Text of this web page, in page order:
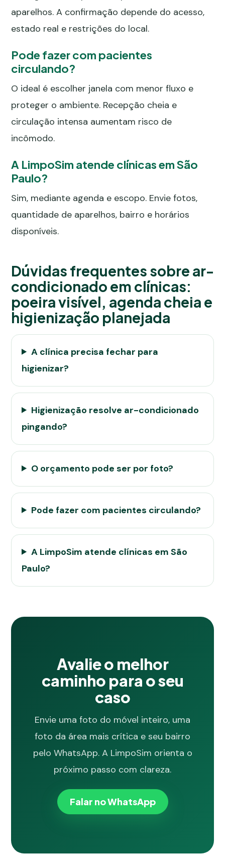
aparelhos. A confirmação depende do acesso,
estado real e restrições do local.
Pode fazer com pacientes
circulando?
O ideal é escolher janela com menor fluxo e
proteger o ambiente. Recepção cheia e
circulação intensa aumentam risco de
incômodo.
A LimpoSim atende clínicas em São
Paulo?
Sim, mediante agenda e escopo. Envie fotos,
quantidade de aparelhos, bairro e horários
disponíveis.
Dúvidas frequentes sobre ar-
condicionado em clínicas:
poeira visível, agenda cheia e
higienização planejada
A clínica precisa fechar para
higienizar?
Higienização resolve ar-condicionado
pingando?
O orçamento pode ser por foto?
Pode fazer com pacientes circulando?
A LimpoSim atende clínicas em São
Paulo?
Avalie o melhor
caminho para o seu
caso
Envie uma foto do móvel inteiro, uma
foto da área mais crítica e seu bairro
pelo WhatsApp. A LimpoSim orienta o
próximo passo com clareza.
Falar no WhatsApp